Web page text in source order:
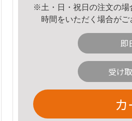
※土・日・祝日の注文の場
時間をいただく場合がご
即
受け